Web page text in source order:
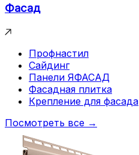
Фасад
Профнастил
Сайдинг
Панели ЯФАСАД
Фасадная плитка
Крепление для фасада
Посмотреть все →